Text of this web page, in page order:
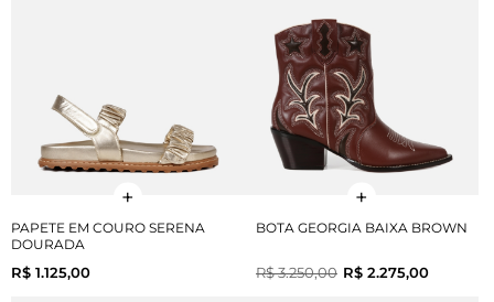
PAPETE EM COURO SERENA
DOURADA
R$ 1.125,00
BOTA GEORGIA BAIXA BROWN
R$ 3.250,00 R$ 2.275,00